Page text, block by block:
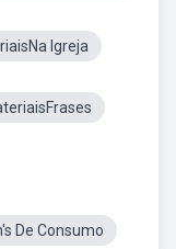
Igreja
De Consumo